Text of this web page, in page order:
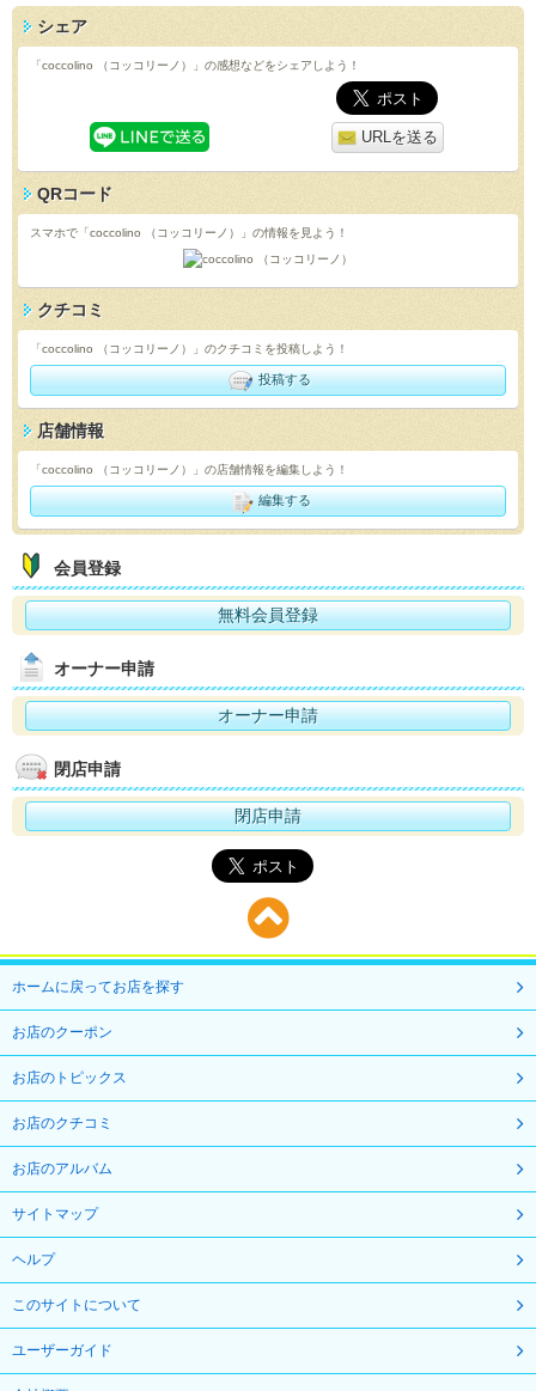
シェア
「coccolino （コッコリーノ）」の感想などをシェアしよう！
URLを送る
QRコード
スマホで「coccolino （コッコリーノ）」の情報を見よう！
クチコミ
「coccolino （コッコリーノ）」のクチコミを投稿しよう！
投稿する
店舗情報
「coccolino （コッコリーノ）」の店舗情報を編集しよう！
編集する
会員登録
無料会員登録
オーナー申請
オーナー申請
閉店申請
閉店申請
ホームに戻ってお店を探す
お店のクーポン
お店のトピックス
お店のクチコミ
お店のアルバム
サイトマップ
ヘルプ
このサイトについて
ユーザーガイド